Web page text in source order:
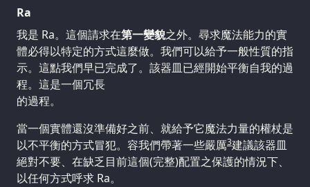
Ra
我是 Ra。這個請求在第一變貌之外。尋求魔法能力的實
體必得以特定的方式這麼做。我們可以給予一般性質的指
示。這點我們早已完成了。該器皿已經開始平衡自我的過
程。這是一個冗長
的過程。
當一個實體還沒準備好之前、就給予它魔法力量的權杖是
以不平衡的方式冒犯。容我們帶著一些嚴厲3建議該器皿
絕對不要、在缺乏目前這個(完整)配置之保護的情況下、
以任何方式呼求 Ra。